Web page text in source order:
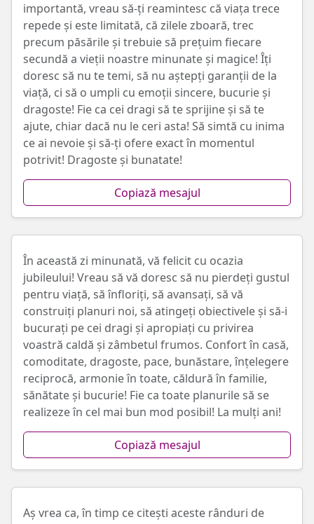
importantă, vreau să-ți reamintesc că viața trece
repede și este limitată, că zilele zboară, trec
precum păsările și trebuie să prețuim fiecare
secundă a vieții noastre minunate și magice! Îți
doresc să nu te temi, să nu aștepți garanții de la
viață, ci să o umpli cu emoții sincere, bucurie și
dragoste! Fie ca cei dragi să te sprijine și să te
ajute, chiar dacă nu le ceri asta! Să simtă cu inima
ce ai nevoie și să-ți ofere exact în momentul
potrivit! Dragoste și bunatate!
Copiază mesajul
În această zi minunată, vă felicit cu ocazia
jubileului! Vreau să vă doresc să nu pierdeți gustul
pentru viață, să înfloriți, să avansați, să vă
construiți planuri noi, să atingeți obiectivele și să-i
bucurați pe cei dragi și apropiați cu privirea
voastră caldă și zâmbetul frumos. Confort în casă,
comoditate, dragoste, pace, bunăstare, înțelegere
reciprocă, armonie în toate, căldură în familie,
sănătate și bucurie! Fie ca toate planurile să se
realizeze în cel mai bun mod posibil! La mulți ani!
Copiază mesajul
Aș vrea ca, în timp ce citești aceste rânduri de